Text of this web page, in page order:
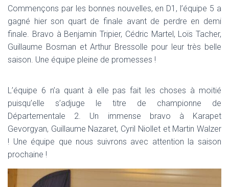
I
O
Commençons par les bonnes nouvelles, en D1, l’équipe 5 a
gagné hier son quart de finale avant de perdre en demi
finale. Bravo à Benjamin Tripier, Cédric Martel, Loïs Tacher,
Guillaume Bosman et Arthur Bressolle pour leur très belle
saison. Une équipe pleine de promesses !
L’équipe 6 n’a quant à elle pas fait les choses à moitié
puisqu’elle s’adjuge le titre de championne de
Départementale 2. Un immense bravo à Karapet
Gevorgyan, Guillaume Nazaret, Cyril Niollet et Martin Walzer
! Une équipe que nous suivrons avec attention la saison
prochaine !